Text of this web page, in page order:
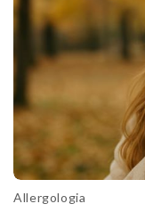
Allergologia